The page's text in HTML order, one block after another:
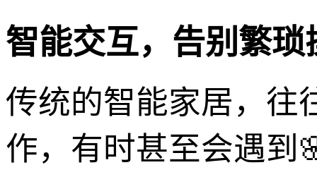
智能交互，告别繁琐
传统的智能家居，往
作，有时甚至会遇到